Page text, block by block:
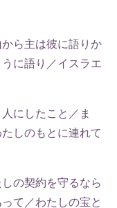
ら主は彼に語りか
に語り／イスラエ
にしたこと／ま
しのもとに連れて
の契約を守るなら
て／わたしの宝と